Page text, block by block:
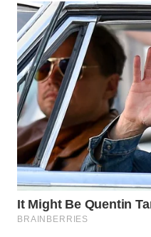
WN
CIANJUR
WN
KEPULAUAN
SERIBU
WN
TANGERANG
WN
BINJAI